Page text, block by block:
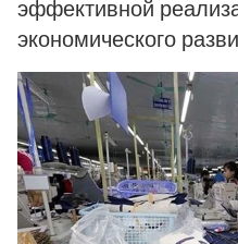
эффективной
экономического